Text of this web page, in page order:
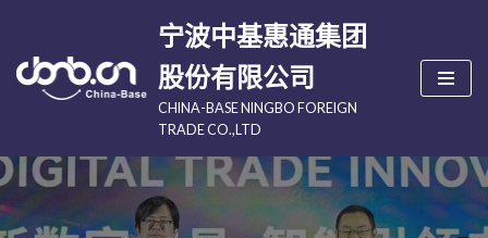
跳
至
宁波中基惠通集团
股份有限公司
CHINA-BASE NINGBO FOREIGN
TRADE CO.,LTD